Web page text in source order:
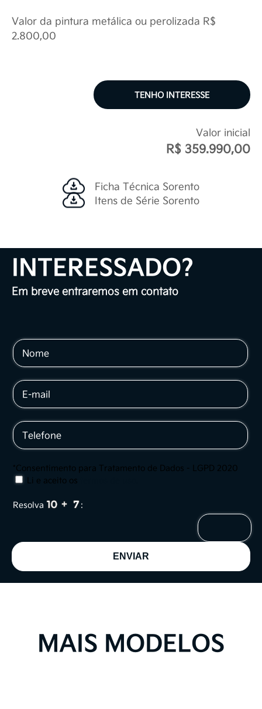
Valor da pintura metálica ou perolizada R$
2.800,00
TENHO INTERESSE
Valor inicial
R$ 359.990,00
Ficha Técnica Sorento
Itens de Série Sorento
INTERESSADO?
Em breve entraremos em contato
*Consentimento para Tratamento de Dados - LGPD 2020
Li e aceito os
Resolva :
MAIS MODELOS